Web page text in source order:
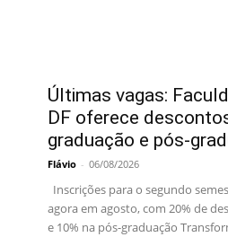
Últimas vagas:
DF oferece
graduação e pós-
Flávio - 06/08/2026
Inscrições para o segundo
agora em agosto, com 20% de
e 10% na pós-graduação